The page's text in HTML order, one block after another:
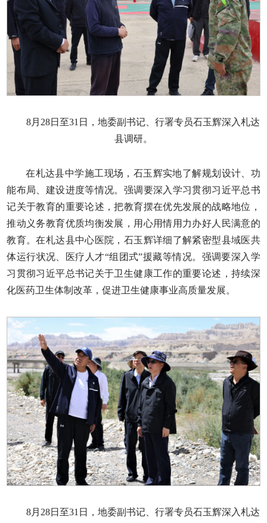
8月28日至31日，地委副书记、行署专员石玉辉深入札达
县调研。
在札达县中学施工现场，石玉辉实地了解规划设计、功
能布局、建设进度等情况。强调要深入学习贯彻习近平总书
记关于教育的重要论述，把教育摆在优先发展的战略地位，
推动义务教育优质均衡发展，用心用情用力办好人民满意的
教育。在札达县中心医院，石玉辉详细了解紧密型县域医共
体运行状况、医疗人才“组团式”援藏等情况。强调要深入学
习贯彻习近平总书记关于卫生健康工作的重要论述，持续深
化医药卫生体制改革，促进卫生健康事业高质量发展。
8月28日至31日，地委副书记、行署专员石玉辉深入札达